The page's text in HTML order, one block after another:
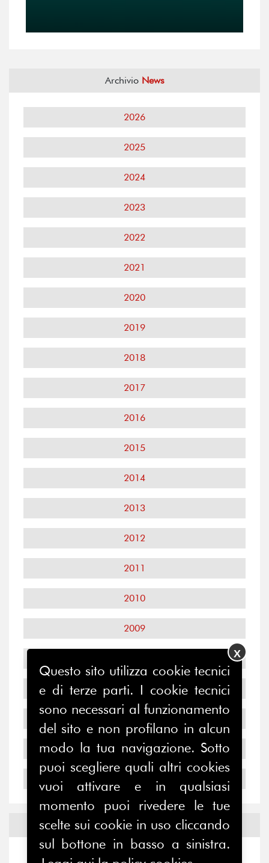
Archivio News
2026
2025
2024
2023
2022
2021
2020
2019
2018
2017
2016
2015
2014
2013
2012
2011
2010
2009
2007
2005
2004
Notizie edEventi
Notizie-
Questo sito utilizza cookie tecnici
e di terze parti. I cookie tecnici
sono necessari al funzionamento
del sito e non profilano in alcun
modo la tua navigazione. Sotto
puoi scegliere quali altri cookies
vuoi attivare e in qualsiasi
momento puoi rivedere le tue
scelte sui cookie in uso cliccando
sul bottone in basso a sinistra.
X